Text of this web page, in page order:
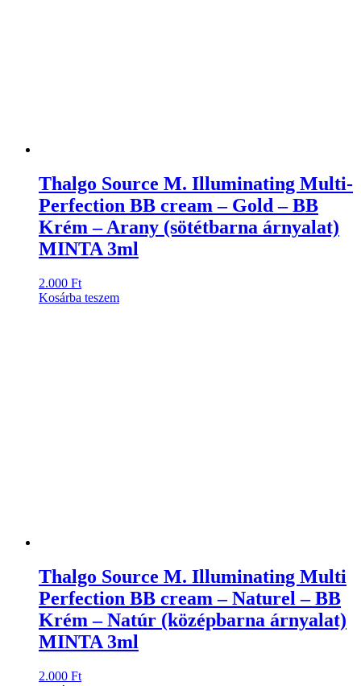
Thalgo Source M. Illuminating Multi-
Perfection BB cream – Gold – BB
Krém – Arany (sötétbarna árnyalat)
MINTA 3ml
2.000 Ft
Kosárba teszem
Thalgo Source M. Illuminating Multi
Perfection BB cream – Naturel – BB
Krém – Natúr (középbarna árnyalat)
MINTA 3ml
2.000 Ft